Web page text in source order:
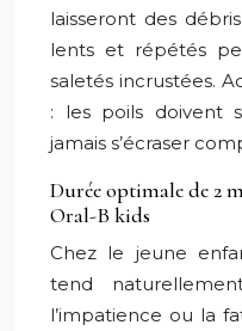
laisseront des
lents et répétés
saletés incrustées.
: les poils doivent
jamais s’écraser
Durée optimale de 2
Oral-B kids
Chez le jeune
tend
l’impatience ou la